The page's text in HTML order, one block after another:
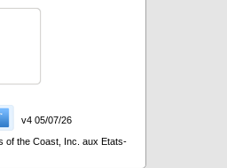
v4 05/07/26
of the Coast, Inc. aux Etats-